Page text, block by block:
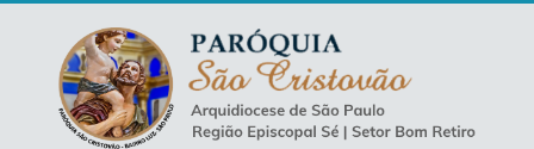
content